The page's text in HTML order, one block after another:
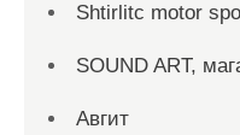
Shtirlitc motor
SOUND ART,
Авгит